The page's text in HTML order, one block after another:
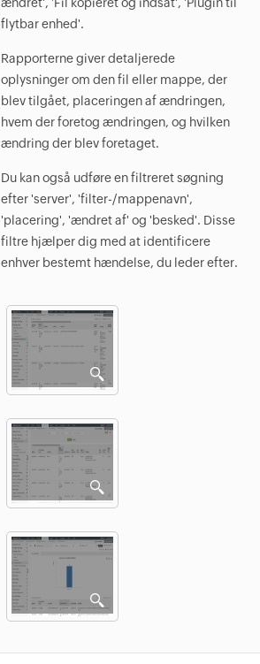
flytbar enhed'.
Rapporterne giver detaljerede
oplysninger om den fil eller mappe, der
blev tilgået, placeringen af ​​ændringen,
hvem der foretog ændringen, og hvilken
ændring der blev foretaget.
Du kan også udføre en filtreret søgning
efter 'server', 'filter-/mappenavn',
'placering', 'ændret af' og 'besked'. Disse
filtre hjælper dig med at identificere
enhver bestemt hændelse, du leder efter.